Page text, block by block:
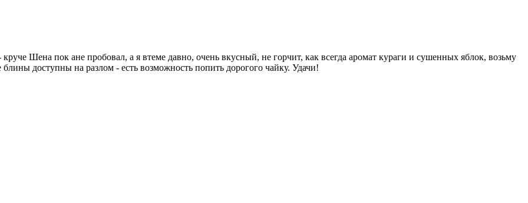
круче Шена пок ане пробовал, а я втеме давно, очень вкусный, не горчит, как всегда аромат кураги и сушенных яблок, возьму
доступны на разлом - есть возможность попить дорогого чайку. Удачи!